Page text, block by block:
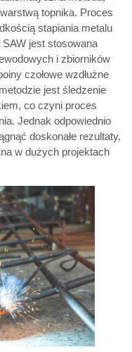
topnika. Proces
stapiania metalu
jest stosowana
i zbiorników
czołowe wzdłużne
jest śledzenie
co czyni proces
Jednak odpowiednio
doskonałe rezultaty,
w dużych projektach